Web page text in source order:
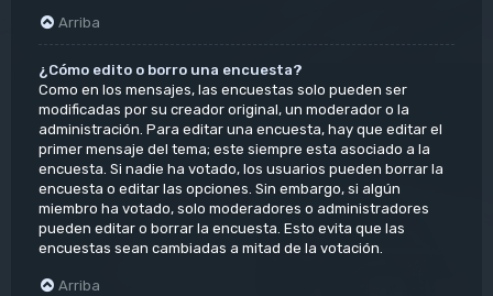
Arriba
¿Cómo edito o borro una encuesta?
Como en los mensajes, las encuestas solo pueden ser
modificadas por su creador original, un moderador o la
administración. Para editar una encuesta, hay que editar el
primer mensaje del tema; este siempre esta asociado a la
encuesta. Si nadie ha votado, los usuarios pueden borrar la
encuesta o editar las opciones. Sin embargo, si algún
miembro ha votado, solo moderadores o administradores
pueden editar o borrar la encuesta. Esto evita que las
encuestas sean cambiadas a mitad de la votación.
Arriba